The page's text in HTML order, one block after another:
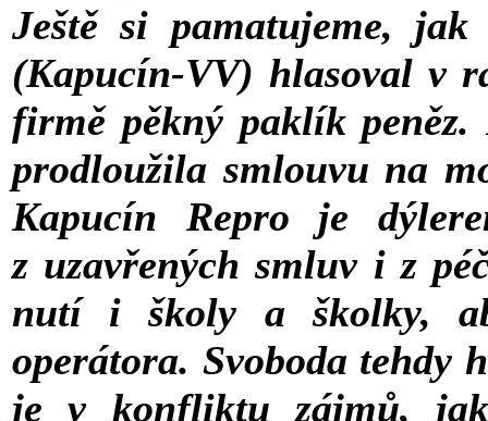
Ještě si pamatujeme,
(Kapucín-VV) hlasoval v
firmě pěkný paklík
prodloužila smlouvu na
Kapucín Repro je
z uzavřených smluv i z
nutí i školy a školky,
operátora. Svoboda tehdy
je v konfliktu zájmů,